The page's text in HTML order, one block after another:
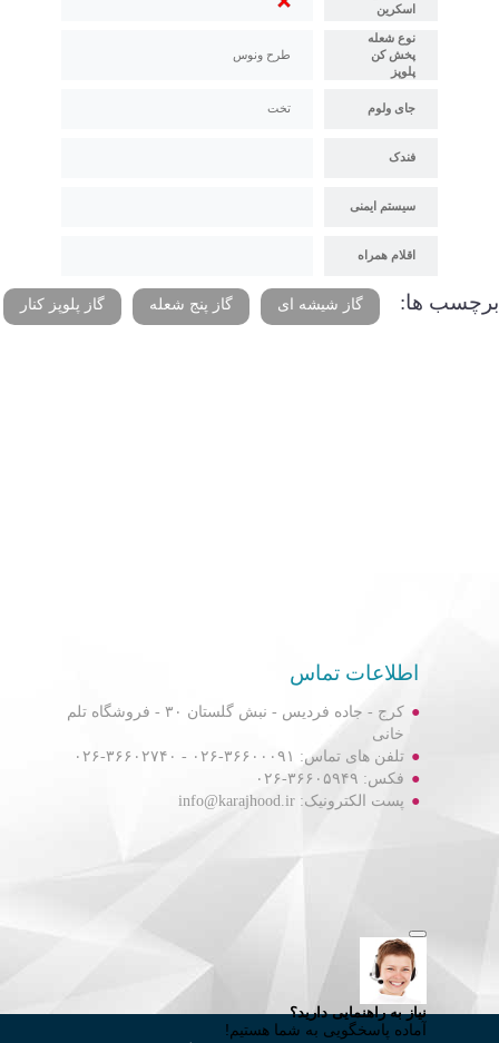
اسکرین
نوع شعله
پخش کن
پلوپز
طرح ونوس
جای ولوم تخت
فندک
سیستم ایمنی
اقلام همراه
برچسب ها: گاز شیشه ای گاز پنج شعله گاز پلوپز کنار
اطلاعات تماس
کرج - جاده فردیس - نبش گلستان ۳۰ - فروشگاه تلم
خانی
تلفن های تماس: ۳۶۶۰۰۰۹۱-۰۲۶ - ۳۶۶۰۲۷۴۰-۰۲۶
فکس: ۳۶۶۰۵۹۴۹-۰۲۶
پست الکترونیک: info@karajhood.ir